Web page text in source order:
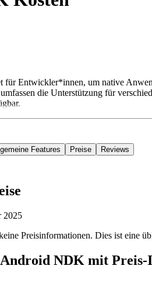
für Entwickler*innen, um native
die Unterstützung für
Features Preise Reviews
2025
Preisinformationen. Dies ist eine
Android NDK mit